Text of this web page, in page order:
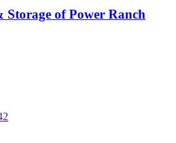
of Power Ranch